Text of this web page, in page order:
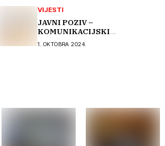
VIJESTI
JAVNI POZIV –
KOMUNIKACIJSKI
EKSPERT (1 izvršilac)
1. OKTOBRA 2024.